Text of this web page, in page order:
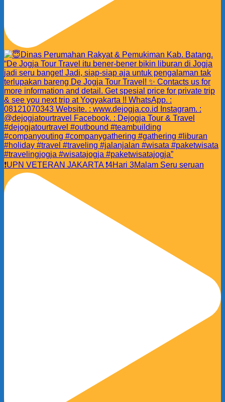
❗️UPN VETERAN JAKARTA ❗️4Hari 3Malam Seru seruan